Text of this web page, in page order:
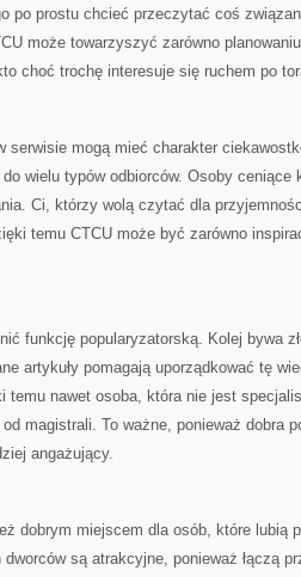
po prostu chcieć przeczytać coś
może towarzyszyć zarówno
choć trochę interesuje się ruchem po
serwisie mogą mieć charakter
wielu typów odbiorców. Osoby ceniące
Ci, którzy wolą czytać dla
temu CTCU może być zarówno
funkcję popularyzatorską. Kolej bywa
artykuły pomagają uporządkować tę
temu nawet osoba, która nie jest
magistrali. To ważne, ponieważ dobra
angażujący.
dobrym miejscem dla osób, które lubią
są atrakcyjne, ponieważ łączą